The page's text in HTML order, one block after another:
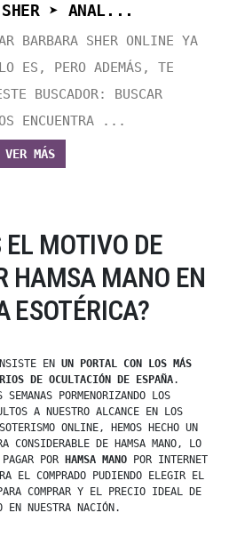
SHER ➤ ANAL...
BARBARA SHER ONLINE YA
ES, PERO ADEMÁS, TE
BUSCADOR: BUSCAR
ENCUENTRA ...
VER MÁS
EL MOTIVO DE
HAMSA MANO EN
ESOTÉRICA?
EN UN PORTAL CON LOS MÁS
DE OCULTACIÓN DE ESPAÑA.
SEMANAS PORMENORIZANDO LOS
A NUESTRO ALCANCE EN LOS
ONLINE, HEMOS HECHO UN
CONSIDERABLE DE HAMSA MANO, LO
POR
HAMSA MANOPOR INTERNET
EL COMPRADO PUDIENDO ELEGIR EL
COMPRAR Y EL PRECIO IDEAL DE
EN NUESTRA NACIÓN.